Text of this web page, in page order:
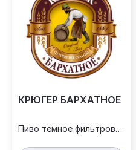
КРЮГЕР БАРХАТНОЕ
Пиво темное фильтрованное